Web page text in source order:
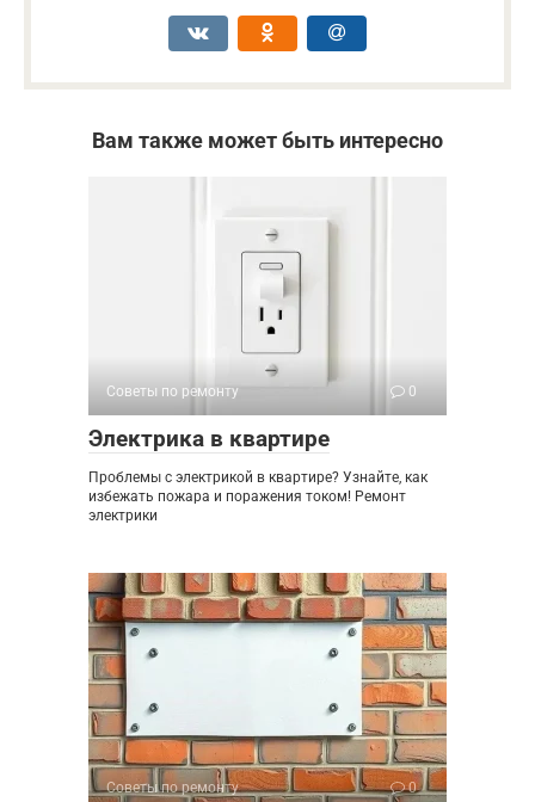
Вам также может быть интересно
Советы по ремонту 0
Электрика в квартире
Проблемы с электрикой в квартире? Узнайте, как
избежать пожара и поражения током! Ремонт
электрики
Советы по ремонту 0